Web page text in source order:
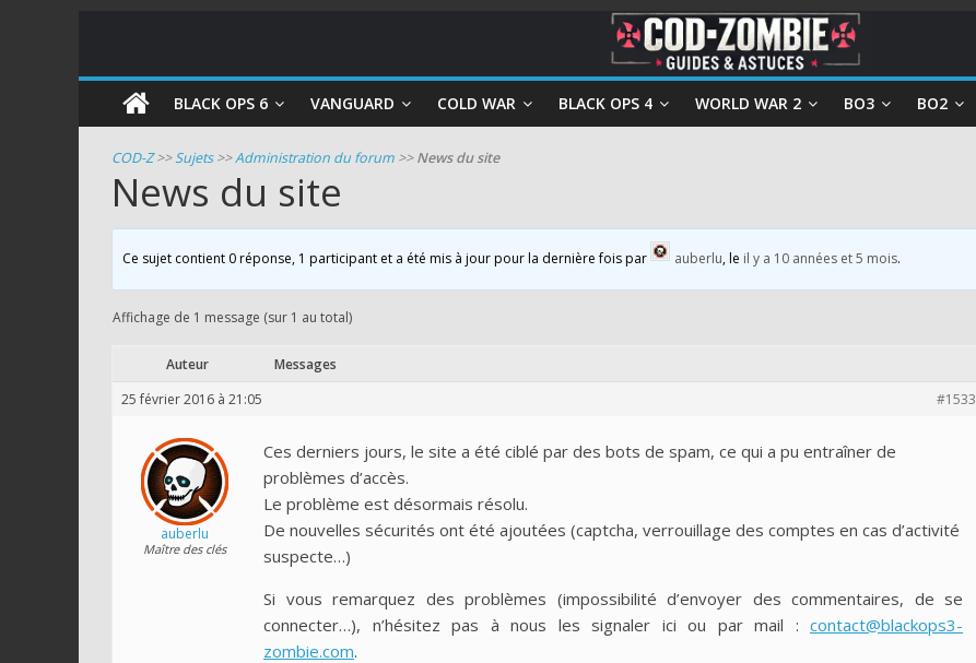
COD
Zombie
Guides
et
astuces
le
zombie
Call
Duty
BLACK OPS 6 VANGUARD COLD WAR BLACK OPS 4 WORLD WAR 2 BO3 BO2
COD-Z>>Sujets>>Administration du forum >>News du site
News du site
Ce sujet contient 0 réponse, 1 participant et a été mis à jour pour la dernière fois par auberlu, le il y a 10 années et 5 mois.
Affichage de 1 message (sur 1 au total)
Auteur
Messages
25 février 2016 à 21:05
#1533
auberlu
Maître des clés
Ces derniers jours, le site a été ciblé par des bots de spam, ce qui a pu entraîner de
problèmes d’accès.
Le problème est désormais résolu.
De nouvelles sécurités ont été ajoutées (captcha, verrouillage des comptes en cas d’activité
suspecte…)
Si vous remarquez des problèmes (impossibilité d’envoyer des commentaires, de se
connecter…), n’hésitez pas à nous les signaler ici ou par mail : contact@blackops3-
zombie.com.